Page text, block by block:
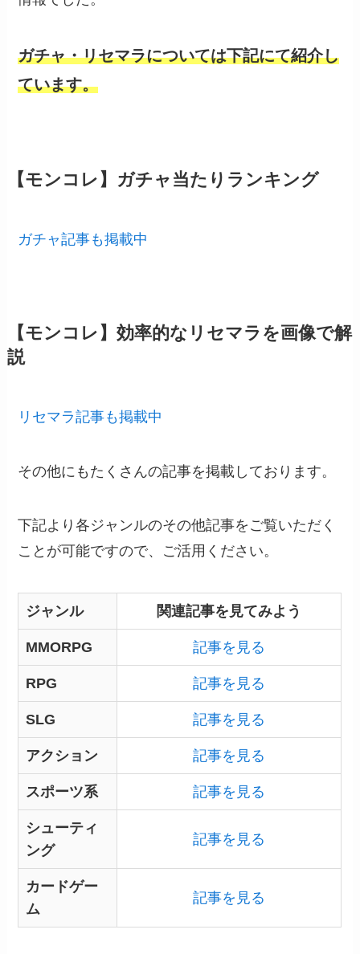
ガチャ・リセマラについては下記にて紹介し
ています。
【モンコレ】ガチャ当たりランキング
ガチャ記事も掲載中
【モンコレ】効率的なリセマラを画像で解
説
リセマラ記事も掲載中
その他にもたくさんの記事を掲載しております。
下記より各ジャンルのその他記事をご覧いただく
ことが可能ですので、ご活用ください。
ジャンル 関連記事を見てみよう
MMORPG 記事を見る
RPG 記事を見る
SLG 記事を見る
アクション 記事を見る
スポーツ系 記事を見る
シューティ
ング
記事を見る
カードゲー
ム
記事を見る